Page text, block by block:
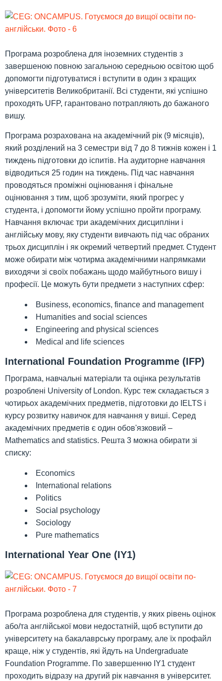
Програма розроблена для іноземних студентів з
завершеною повною загальною середньою освітою щоб
допомогти підготуватися і вступити в один з кращих
університетів Великобританії. Всі студенти, які успішно
проходять UFP, гарантовано потрапляють до бажаного
вишу.
Програма розрахована на академічний рік (9 місяців),
який розділений на 3 семестри від 7 до 8 тижнів кожен і 1
тиждень підготовки до іспитів. На аудиторне навчання
відводиться 25 годин на тиждень. Під час навчання
проводяться проміжні оцінювання і фінальне
оцінювання з тим, щоб зрозуміти, який прогрес у
студента, і допомогти йому успішно пройти програму.
Навчання включає три академічних дисципліни і
англійську мову, яку студенти вивчають під час обраних
трьох дисциплін і як окремий четвертий предмет. Студент
може обирати між чотирма академічними напрямками
виходячи зі своїх побажань щодо майбутнього вишу і
професії. Це можуть бути предмети з наступних сфер:
Business, economics, finance and management
Humanities and social sciences
Engineering and physical sciences
Medical and life sciences
International Foundation Programme (IFP)
Програма, навчальні матеріали та оцінка результатів
розроблені University of London. Курс теж складається з
чотирьох академічних предметів, підготовки до IELTS і
курсу розвитку навичок для навчання у виші. Серед
академічних предметів є один обов'язковий –
Mathematics and statistics. Решта 3 можна обирати зі
списку:
Economics
International relations
Politics
Social psychology
Sociology
Pure mathematics
International Year One (IY1)
Програма розроблена для студентів, у яких рівень оцінок
або/та англійської мови недостатній, щоб вступити до
університету на бакалаврську програму, але їх профайл
краще, ніж у студентів, які йдуть на Undergraduate
Foundation Programme. По завершенню IY1 студент
проходить відразу на другий рік навчання в університет.